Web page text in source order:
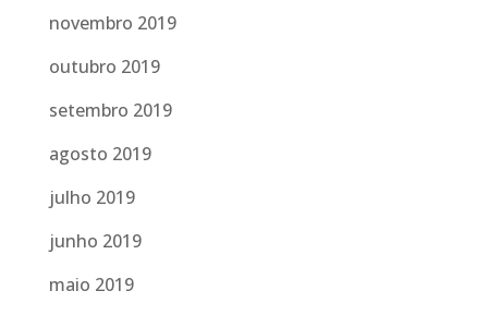
novembro 2019
outubro 2019
setembro 2019
agosto 2019
julho 2019
junho 2019
maio 2019